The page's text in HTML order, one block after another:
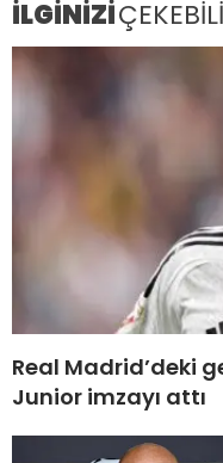
İLGİNİZİ
Real Madrid’deki
Junior imzayı attı